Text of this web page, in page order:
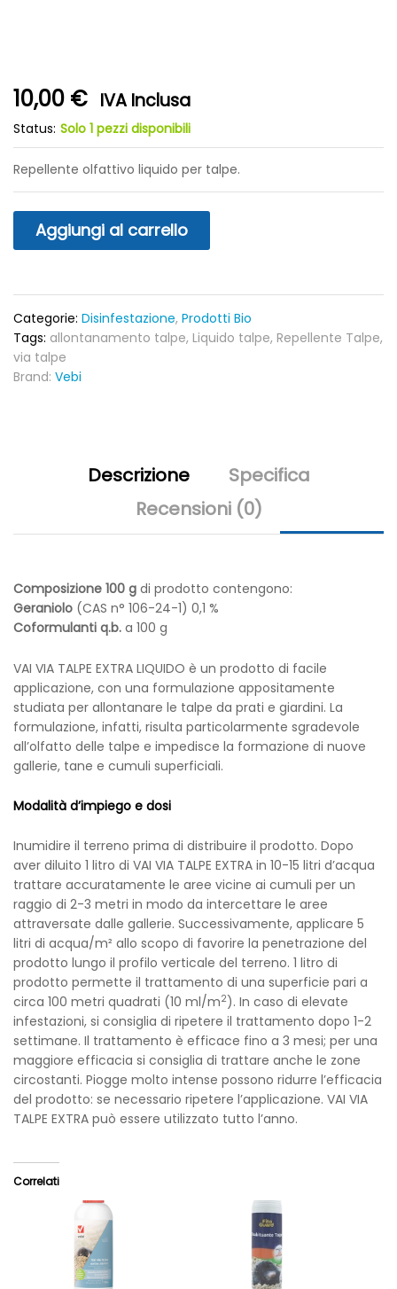
10,00 € IVA Inclusa
Status: Solo 1 pezzi disponibili
Repellente olfattivo liquido per talpe.
Aggiungi al carrello
Categorie: Disinfestazione, Prodotti Bio
Tags: allontanamento talpe, Liquido talpe, Repellente Talpe,
via talpe
Brand: Vebi
Descrizione
Specifica
Recensioni (0)
Composizione 100 g di prodotto contengono:
Geraniolo (CAS n° 106-24-1) 0,1 %
Coformulanti q.b. a 100 g
VAI VIA TALPE EXTRA LIQUIDO è un prodotto di facile
applicazione, con una formulazione appositamente
studiata per allontanare le talpe da prati e giardini. La
formulazione, infatti, risulta particolarmente sgradevole
all’olfatto delle talpe e impedisce la formazione di nuove
gallerie, tane e cumuli superficiali.
Modalità d’impiego e dosi
Inumidire il terreno prima di distribuire il prodotto. Dopo
aver diluito 1 litro di VAI VIA TALPE EXTRA in 10-15 litri d’acqua
trattare accuratamente le aree vicine ai cumuli per un
raggio di 2-3 metri in modo da intercettare le aree
attraversate dalle gallerie. Successivamente, applicare 5
litri di acqua/m² allo scopo di favorire la penetrazione del
prodotto lungo il profilo verticale del terreno. 1 litro di
prodotto permette il trattamento di una superficie pari a
circa 100 metri quadrati (10 ml/m2). In caso di elevate
infestazioni, si consiglia di ripetere il trattamento dopo 1-2
settimane. Il trattamento è efficace fino a 3 mesi; per una
maggiore efficacia si consiglia di trattare anche le zone
circostanti. Piogge molto intense possono ridurre l’efficacia
del prodotto: se necessario ripetere l’applicazione. VAI VIA
TALPE EXTRA può essere utilizzato tutto l’anno.
Correlati